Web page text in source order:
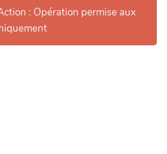
: Opération permise aux